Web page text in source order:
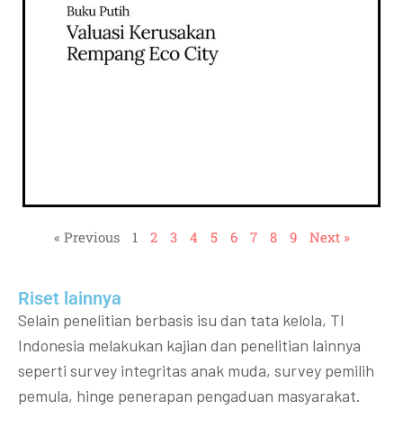
« Previous 1 2 3 4 5 6 7 8 9 Next »
Riset lainnya​​
Selain penelitian berbasis isu dan tata kelola, TI
Indonesia melakukan kajian dan penelitian lainnya
seperti survey integritas anak muda, survey pemilih
pemula, hinge penerapan pengaduan masyarakat.